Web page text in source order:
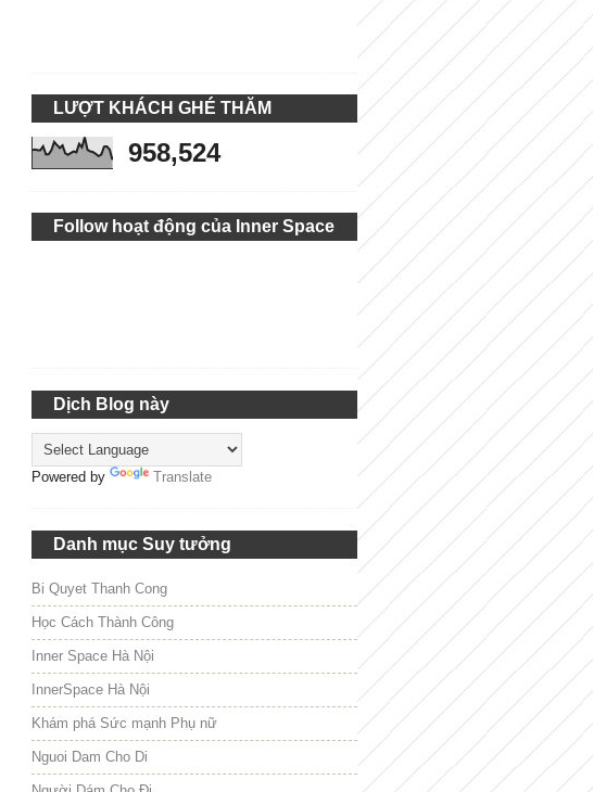
LƯỢT KHÁCH GHÉ THĂM
958,524
Follow hoạt động của Inner Space
Dịch Blog này
Powered by Translate
Danh mục Suy tưởng
Bi Quyet Thanh Cong
Học Cách Thành Công
Inner Space Hà Nội
InnerSpace Hà Nội
Khám phá Sức mạnh Phụ nữ
Nguoi Dam Cho Di